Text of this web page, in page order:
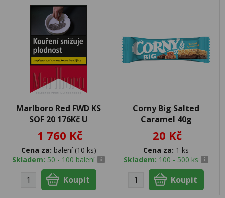
Marlboro Red FWD KS
SOF 20 176Kč U
1 760 Kč
Cena za: balení (10 ks)
Skladem: 50 - 100 balení
Corny Big Salted
Caramel 40g
20 Kč
Cena za: 1 ks
Skladem: 100 - 500 ks